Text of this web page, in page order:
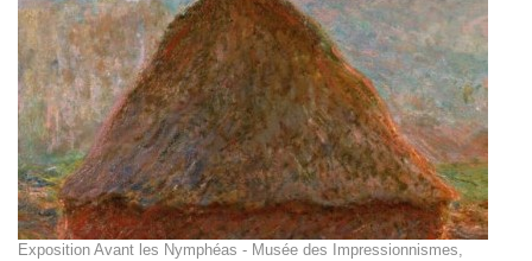
Exposition Avant les Nymphéas - Musée des Impressionnismes,